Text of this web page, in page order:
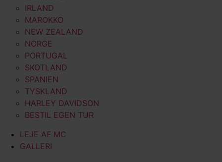
IRLAND
MAROKKO
NEW ZEALAND
NORGE
PORTUGAL
SKOTLAND
SPANIEN
TYSKLAND
HARLEY DAVIDSON
BESTIL EGEN TUR
LEJE AF MC
GALLERI